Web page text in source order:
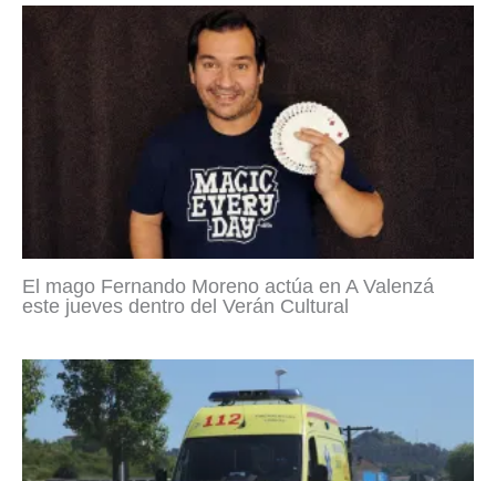
El mago Fernando Moreno actúa en A Valenzá
este jueves dentro del Verán Cultural